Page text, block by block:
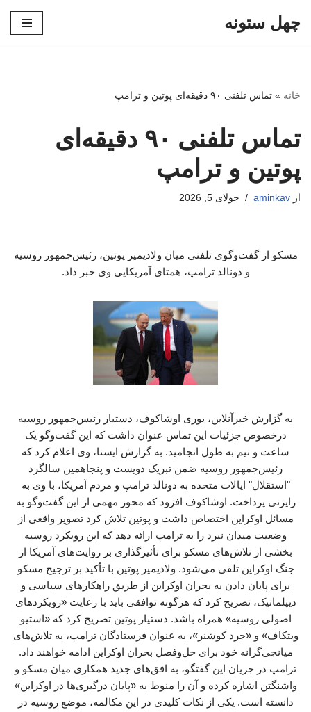
چهل ستونه
خانه » تماس تلفنی ۹۰ دقیقه‌ای پوتین و ترامپ
تماس تلفنی ۹۰ دقیقه‌ای
پوتین و ترامپ
از aminkav جولای 5, 2026
مسکو از گفت‌وگوی تلفنی میان ولادیمیر پوتین، رئیس‌جمهور روسیه
و دونالد ترامپ، همتای آمریکایی وی خبر داد.
به گزارش خبرآنلاین، یوری اوشاکوف، دستیار رئیس‌جمهور روسیه
درخصوص جزئیات این تماس عنوان داشت که این گفت‌وگو یک
ساعت و نیم به طول انجامید. به گزارش ایسنا، وی اعلام کرد که
رئیس‌جمهور روسیه ضمن تبریک دویست و پنجاهمین سالگرد
"استقلال" ایالات متحده به دونالد ترامپ و مردم آمریکا، با وی به
رایزنی پرداخت. اوشاکوف افزود که محور مهمی از این گفت‌وگو به
مسائل اوکراین اختصاص داشت و پوتین تلاش کرد تصویر واقعی از
وضعیت میدان نبرد را به ترامپ ارائه دهد که این رویکرد روسیه
بخشی از تلاش‌های مسکو برای تأثیرگذاری بر روایت‌های آمریکا از
جنگ اوکراین تلقی می‌شود. ولادیمیر پوتین با تأکید بر ترجیح مسکو
برای پایان دادن به بحران اوکراین از طریق راهکارهای سیاسی و
دیپلماتیک، تصریح کرد که هرگونه توافقی باید با رعایت «رویکردهای
اصولی روسیه» همراه باشد. دستیار پوتین تصریح کرد که «استیو
ویتکاف» و «جرد کوشنر»، به عنوان فرستادگان ترامپ، به تلاش‌های
میانجی‌گرانه خود برای حل‌وفصل بحران اوکراین ادامه خواهند داد.
ترامپ در جریان این گفتگو، به افق‌های جدید همکاری میان مسکو و
واشنگتن اشاره کرده و آن را منوط به «پایان درگیری‌ها در اوکراین»
دانسته است. یکی از نکات کلیدی در این مکالمه، موضع روسیه در